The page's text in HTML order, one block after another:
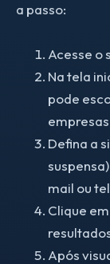
a passo:
Acesse o
Na tela
pode
Defina a
mail ou
Clique
Após